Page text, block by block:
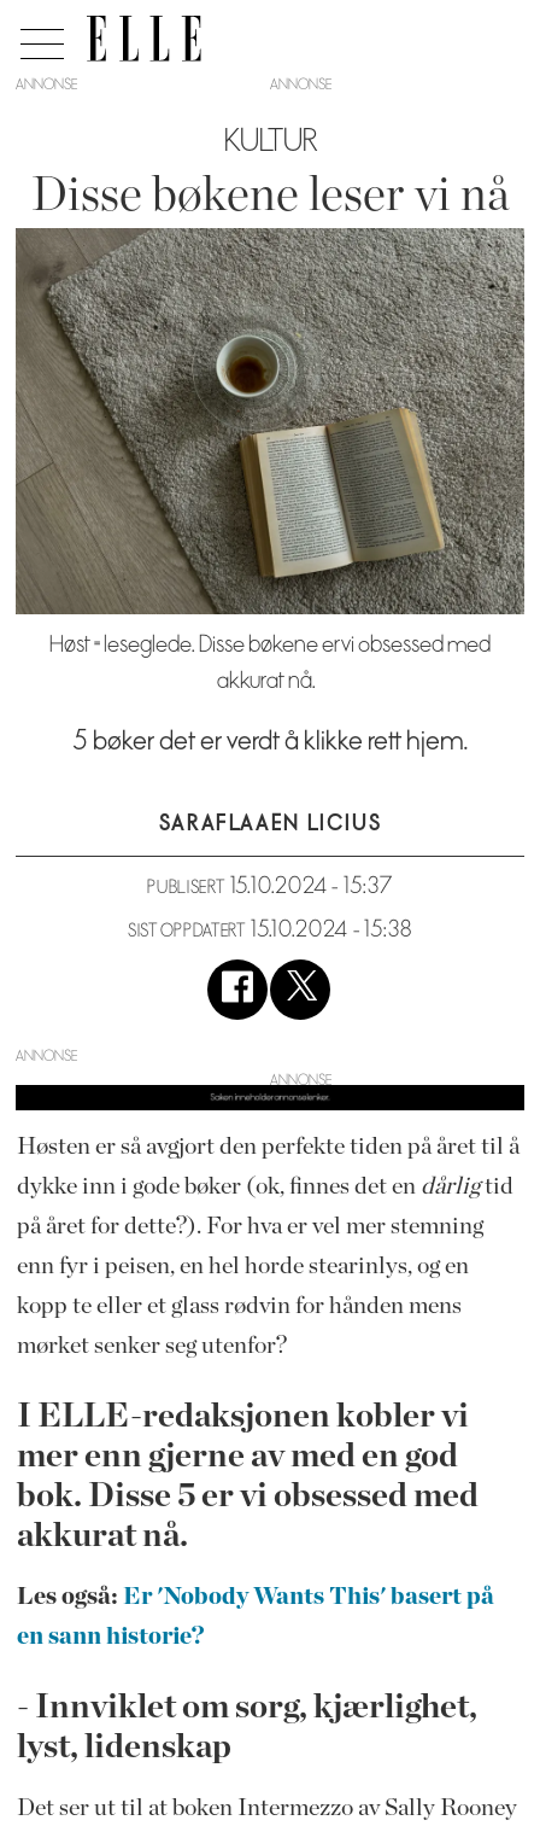
ANNONSE
KULTUR
Disse bøkene leser vi nå
Høst = leseglede. Disse bøkene er vi obsessed med
akkurat nå.
5 bøker det er verdt å klikke rett hjem.
SARAFLAAEN LICIUS
PUBLISERT 15.10.2024 - 15:37
SIST OPPDATERT 15.10.2024 - 15:38
ANNONSE
Høsten er så avgjort den perfekte tiden på året til å
dykke inn i gode bøker (ok, finnes det en dårligtid
på året for dette?). For hva er vel mer stemning
enn fyr i peisen, en hel horde stearinlys, og en
kopp te eller et glass rødvin for hånden mens
mørket senker seg utenfor?
I ELLE-redaksjonen kobler vi
mer enn gjerne av med en god
bok. Disse 5 er vi obsessed med
akkurat nå.
Les også: Er 'Nobody Wants This' basert på
en sann historie?
- Innviklet om sorg, kjærlighet,
lyst, lidenskap
Det ser ut til at boken Intermezzo av Sally Rooney